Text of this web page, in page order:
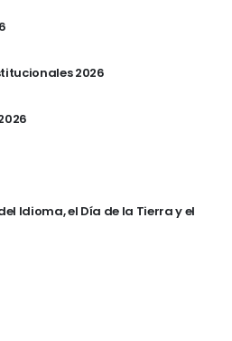
2026
Idioma, el Día de la Tierra y el